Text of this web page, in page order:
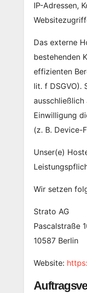
IP-Adressen,
Das externe
bestehenden
effizienten
lit. f DSGVO).
ausschließlich
Einwilligung
(z. B. Device-
Unser(e)
Wir setzen
Strato AG
Pascalstraße
10587 Berlin
Website: